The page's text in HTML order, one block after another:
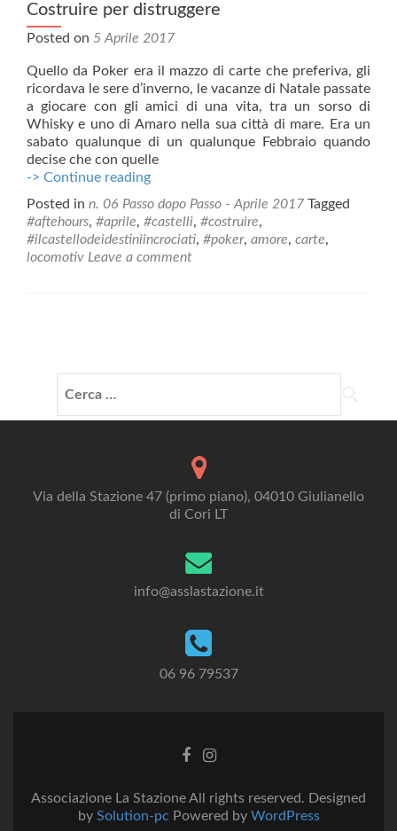
Costruire per distruggere
Posted on 5 Aprile 2017
Quello da Poker era il mazzo di carte che preferiva, gli
ricordava le sere d’inverno, le vacanze di Natale passate
a giocare con gli amici di una vita, tra un sorso di
Whisky e uno di Amaro nella sua città di mare. Era un
sabato qualunque di un qualunque Febbraio quando
decise che con quelle
-> Continue readingCostruire
distruggere
Posted in n. 06 Passo dopo Passo - Aprile 2017 Tagged
#aftehours, #aprile, #castelli, #costruire,
#ilcastellodeidestiniincrociati, #poker, amore, carte,
locomotiv Leave a comment
navigation
per:
Via della Stazione 47 (primo piano), 04010 Giulianello
di Cori LT
info@asslastazione.it
06 96 79537
Facebook
Instagram
Associazione La Stazione All rights reserved. Designed
by Solution-pc Powered by WordPress